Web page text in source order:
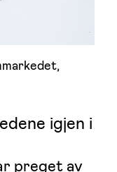
igjen i
preget av